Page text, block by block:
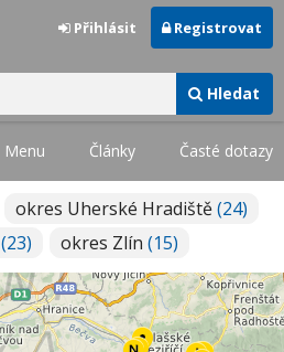
Hledat
Přihlásit Registrovat
Menu Články Časté dotazy
okres Uherské Hradiště(24)
(23) okres Zlín (15)